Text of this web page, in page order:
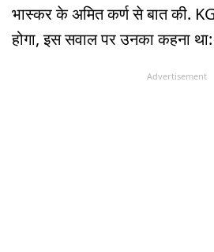
भास्कर के अमित कर्ण से बात की.
होगा, इस सवाल पर उनका कहना था:
Advertisement